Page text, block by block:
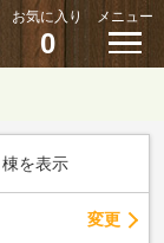
お気に入り
0
メニュー
棟を表示
変更